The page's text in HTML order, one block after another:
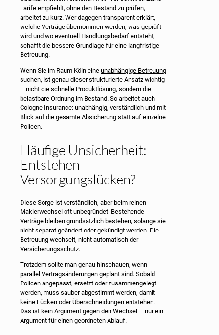
Tarife empfiehlt, ohne den Bestand zu prüfen,
arbeitet zu kurz. Wer dagegen transparent erklärt,
welche Verträge übernommen werden, was geprüft
wird und wo eventuell Handlungsbedarf entsteht,
schafft die bessere Grundlage für eine langfristige
Betreuung.
Wenn Sie im Raum Köln eine unabhängige Betreuung
suchen, ist genau dieser strukturierte Ansatz wichtig
– nicht die schnelle Produktlösung, sondern die
belastbare Ordnung im Bestand. So arbeitet auch
Cologne Insurance: unabhängig, verständlich und mit
Blick auf die gesamte Absicherung statt auf einzelne
Policen.
Häufige Unsicherheit:
Entstehen
Versorgungslücken?
Diese Sorge ist verständlich, aber beim reinen
Maklerwechsel oft unbegründet. Bestehende
Verträge bleiben grundsätzlich bestehen, solange sie
nicht separat geändert oder gekündigt werden. Die
Betreuung wechselt, nicht automatisch der
Versicherungsschutz.
Trotzdem sollte man genau hinschauen, wenn
parallel Vertragsänderungen geplant sind. Sobald
Policen angepasst, ersetzt oder zusammengelegt
werden, muss sauber abgestimmt werden, damit
keine Lücken oder Überschneidungen entstehen.
Das ist kein Argument gegen den Wechsel – nur ein
Argument für einen geordneten Ablauf.